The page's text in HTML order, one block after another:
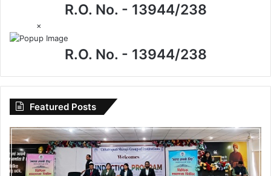
R.O. No. - 13944/238
×
R.O. No. - 13944/238
Featured Posts
विधिक
जागरूकता
से
सशक्त